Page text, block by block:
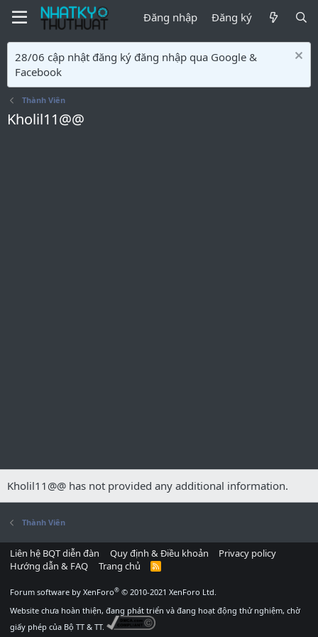
Đăng nhập Đăng ký
28/06 cập nhật đăng ký đăng nhập qua Google &
Facebook
Thành Viên
Kholil11@@
Kholil11@@ has not provided any additional information.
Thành Viên
Liên hệ BQT diễn đàn Quy định & Điều khoản
Privacy policy
Hướng dẫn & FAQ
Trang chủ
R
Forum software by XenForo® © 2010-2021 XenForo Ltd.
Website chưa hoàn thiện, đang phát triển và đang hoạt động thử nghiệm, chờ
giấy phép của Bộ TT & TT.